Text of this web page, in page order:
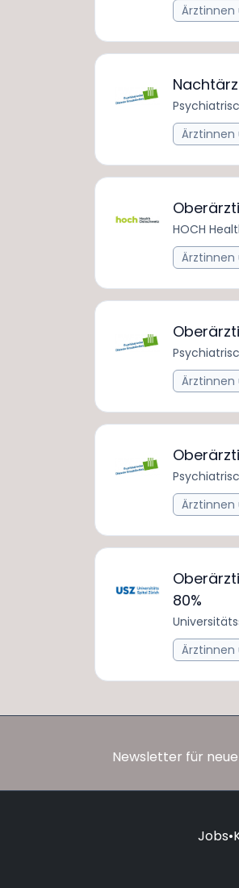
Ärztinnen
Ärztinnen
HOCH
Ärztinnen
Ärztinnen
Ärztinnen
80%
Ärztinnen
Newsletter für neue
Jobs•